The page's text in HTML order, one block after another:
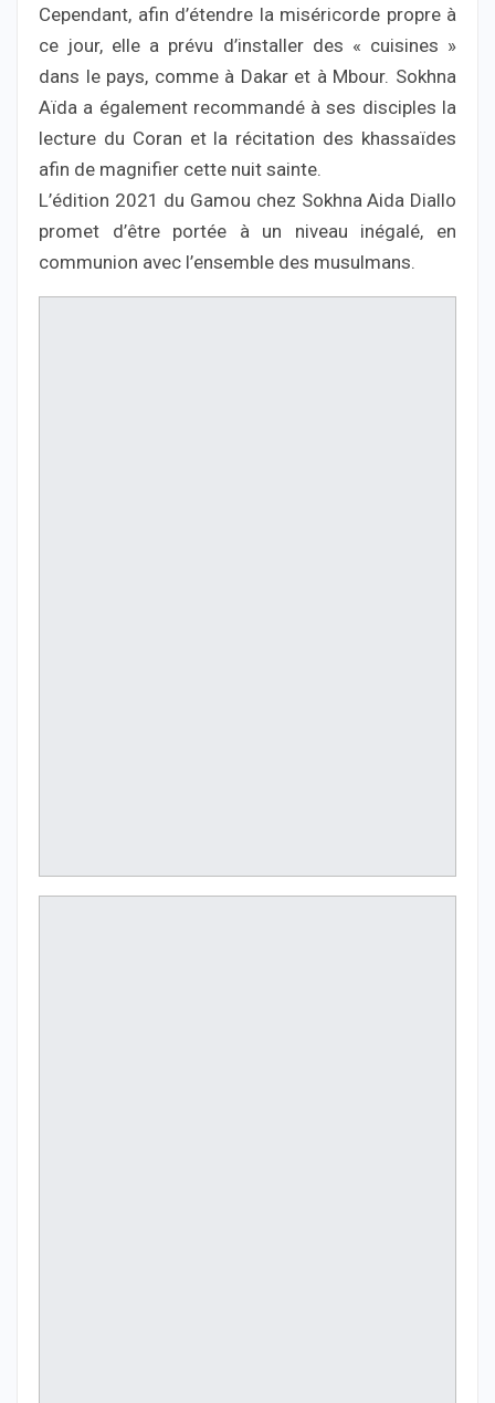
Cependant, afin d’étendre la miséricorde propre à
ce jour, elle a prévu d’installer des « cuisines »
dans le pays, comme à Dakar et à Mbour. Sokhna
Aïda a également recommandé à ses disciples la
lecture du Coran et la récitation des khassaïdes
afin de magnifier cette nuit sainte.
L’édition 2021 du Gamou chez Sokhna Aida Diallo
promet d’être portée à un niveau inégalé, en
communion avec l’ensemble des musulmans.